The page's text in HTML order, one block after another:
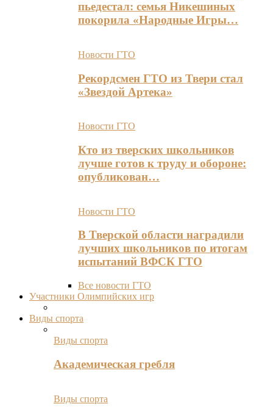
пьедестал: семья Никешиных
покорила «Народные Игры…
Новости ГТО
Рекордсмен ГТО из Твери стал
«Звездой Артека»
Новости ГТО
Кто из тверских школьников
лучше готов к труду и обороне:
опубликован…
Новости ГТО
В Тверской области наградили
лучших школьников по итогам
испытаний ВФСК ГТО
Все новости ГТО
Участники Олимпийских игр
Виды спорта
Виды спорта
Академическая гребля
Виды спорта